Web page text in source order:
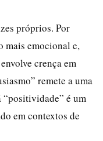
próprios. Por
mais emocional e,
crença em
remete a uma
é um
em contextos de